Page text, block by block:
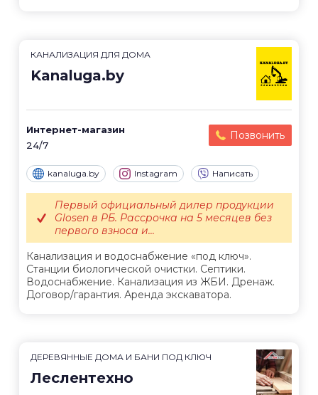
КАНАЛИЗАЦИЯ ДЛЯ ДОМА
Kanaluga.by
Интернет-магазин
24/7
Позвонить
kanaluga.by Instagram Написать
Канализация и водоснабжение «под ключ».
Станции биологической очистки. Септики.
Водоснабжение. Канализация из ЖБИ. Дренаж.
Договор/гарантия. Аренда экскаватора.
Первый официальный дилер продукции
Glosen в РБ. Рассрочка на 5 месяцев без
первого взноса и...
ДЕРЕВЯННЫЕ ДОМА И БАНИ ПОД КЛЮЧ
Леслентехно